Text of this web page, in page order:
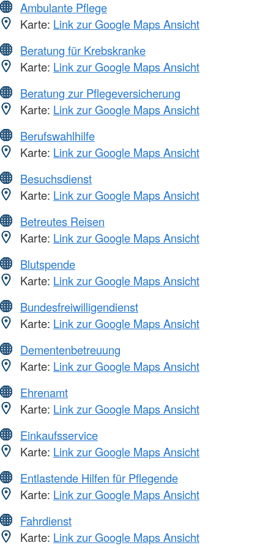
Ambulante Pflege
Karte: Link zur Google Maps Ansicht
Beratung für Krebskranke
Karte: Link zur Google Maps Ansicht
Beratung zur Pflegeversicherung
Karte: Link zur Google Maps Ansicht
Berufswahlhilfe
Karte: Link zur Google Maps Ansicht
Besuchsdienst
Karte: Link zur Google Maps Ansicht
Betreutes Reisen
Karte: Link zur Google Maps Ansicht
Blutspende
Karte: Link zur Google Maps Ansicht
Bundesfreiwilligendienst
Karte: Link zur Google Maps Ansicht
Dementenbetreuung
Karte: Link zur Google Maps Ansicht
Ehrenamt
Karte: Link zur Google Maps Ansicht
Einkaufsservice
Karte: Link zur Google Maps Ansicht
Entlastende Hilfen für Pflegende
Karte: Link zur Google Maps Ansicht
Fahrdienst
Karte: Link zur Google Maps Ansicht